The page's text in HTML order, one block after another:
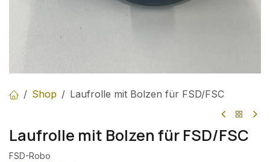
Shop Laufrolle mit Bolzen für FSD/FSC
Laufrolle mit Bolzen für FSD/FSC
FSD-Robo